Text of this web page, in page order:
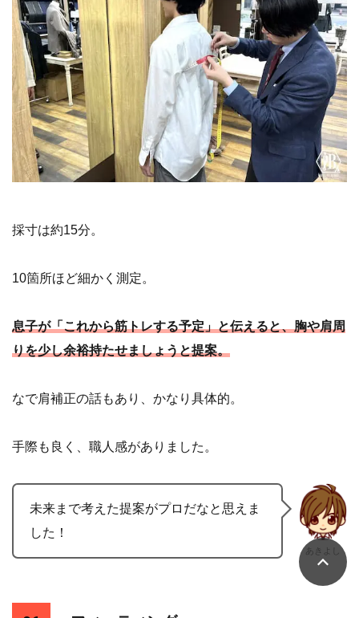
採寸は約15分。
10箇所ほど細かく測定。
息子が「これから筋トレする予定」と伝えると、胸や肩周
りを少し余裕持たせましょうと提案。
なで肩補正の話もあり、かなり具体的。
手際も良く、職人感がありました。
未来まで考えた提案がプロだなと思えま
した！
あきよし